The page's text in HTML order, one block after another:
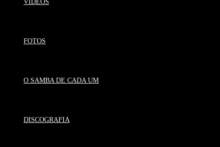
VÍDEOS
FOTOS
O SAMBA DE CADA UM
DISCOGRAFIA